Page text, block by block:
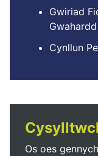
Gwiriad
Cynllun
Os oes